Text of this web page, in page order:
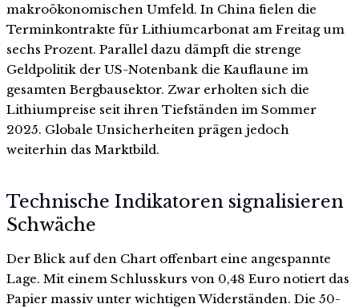
makroökonomischen Umfeld. In China fielen die
Terminkontrakte für Lithiumcarbonat am Freitag um
sechs Prozent. Parallel dazu dämpft die strenge
Geldpolitik der US-Notenbank die Kauflaune im
gesamten Bergbausektor. Zwar erholten sich die
Lithiumpreise seit ihren Tiefständen im Sommer
2025. Globale Unsicherheiten prägen jedoch
weiterhin das Marktbild.
Technische Indikatoren signalisieren
Schwäche
Der Blick auf den Chart offenbart eine angespannte
Lage. Mit einem Schlusskurs von 0,48 Euro notiert das
Papier massiv unter wichtigen Widerständen. Die 50-